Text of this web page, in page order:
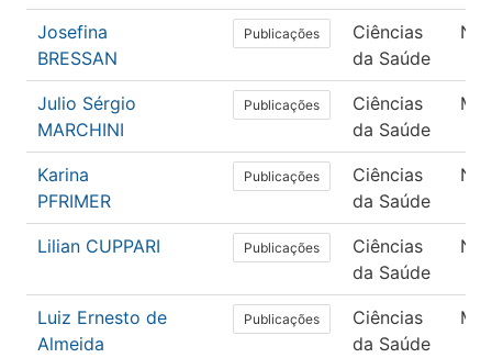
Josefina
BRESSAN
Publicações
Ciências
da Saúde
Julio Sérgio
MARCHINI
Publicações
Ciências
da Saúde
Karina
PFRIMER
Publicações
Ciências
da Saúde
Lilian CUPPARI Publicações
Ciências
da Saúde
Luiz Ernesto de
Almeida
Publicações
Ciências
da Saúde